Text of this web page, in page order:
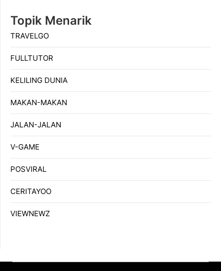
Topik Menarik
TRAVELGO
FULLTUTOR
KELILING DUNIA
MAKAN-MAKAN
JALAN-JALAN
V-GAME
POSVIRAL
CERITAYOO
VIEWNEWZ